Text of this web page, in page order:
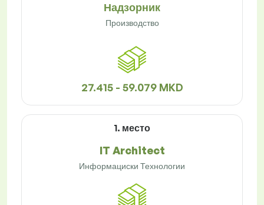
Надзорник
Производство
27.415 - 59.079 MKD
1. место
IT Architect
Информациски Технологии